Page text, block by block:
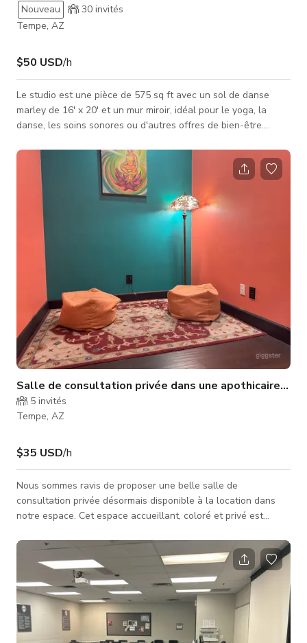
Nouveau 30 invités
Tempe, AZ
$50 USD/h
Le studio est une pièce de 575 sq ft avec un sol de danse
marley de 16' x 20' et un mur miroir, idéal pour le yoga, la
danse, les soins sonores ou d'autres offres de bien-être.
type d'événement ou de cours que vous souhaitez proposer.
Vous créez le contenu et invitez les participants, et nous
fournissons : tapis, blocs, couvertures, backjacks et plus
encore.
Salle de consultation privée dans une apothicairerie
5 invités
Tempe, AZ
$35 USD/h
Nous sommes ravis de proposer une belle salle de
consultation privée désormais disponible à la location dans
notre espace. Cet espace accueillant, coloré et privé est
un environnement professionnel tout en étant bienveillant.
Idéal pour : Thérapie par massage Séances de Reiki
Consultations naturopathiques Coaching nutritionnel Coaching
de vie Consultations en herboristerie Cours de chant ou de
voix Espace de travai